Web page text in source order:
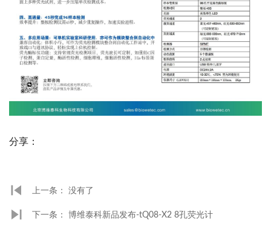
分享：
上一条： 没有了
下一条： 博维泰科新品发布-tQ08-X2 8孔荧光计